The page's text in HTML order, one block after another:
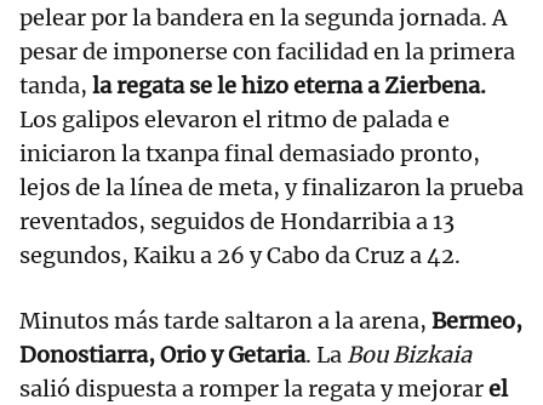
pelear por la bandera en la segunda jornada. A
pesar de imponerse con facilidad en la primera
tanda, la regata se le hizo eterna a Zierbena.
Los galipos elevaron el ritmo de palada e
iniciaron la txanpa final demasiado pronto,
lejos de la línea de meta, y finalizaron la prueba
reventados, seguidos de Hondarribia a 13
segundos, Kaiku a 26 y Cabo da Cruz a 42.
Minutos más tarde saltaron a la arena, Bermeo,
Donostiarra, Orio y Getaria. La Bou Bizkaia
salió dispuesta a romper la regata y mejorarel